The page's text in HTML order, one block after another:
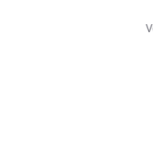
indicó su oficina en
liderada por
militares, intentaron